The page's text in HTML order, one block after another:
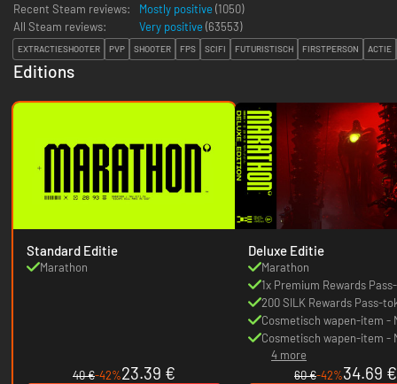
Recent Steam reviews:
Mostly positive (1050)
All Steam reviews:
Very positive (63553)
EXTRACTIESHOOTER PVP SHOOTER FPS SCIFI FUTURISTISCH FIRSTPERSON ACTIE
Editions
Standard Editie
Marathon
40 €-42%23.39 €
Deluxe Editie
Marathon
1x Premium Rewards
200 SILK Rewards Pass-
Cosmetisch wapen-item -
DECAY [Misriah 2442 Pump
Shotgun-stijl]
Cosmetisch wapen-item -
DECAY [Overrun AR-stijl]
4 more
60 €-42%34.69 €